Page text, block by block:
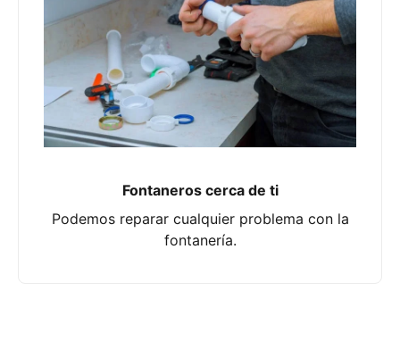
Fontaneros cerca de ti
Podemos reparar cualquier problema con la
fontanería.